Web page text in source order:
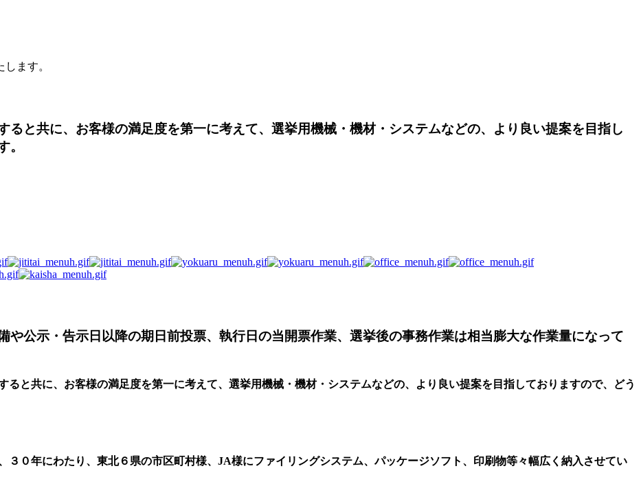
ます。
ると共に、お客様の満足度を第一に考えて、選挙用機械・機材・システムなどの、より良い提案を目指し
。
や公示・告示日以降の期日前投票、執行日の当開票作業、選挙後の事務作業は相当膨大な作業量になって
と共に、お客様の満足度を第一に考えて、選挙用機械・機材・システムなどの、より良い提案を目指しておりますので、どう
３０年にわたり、東北６県の市区町村様、JA様にファイリングシステム、パッケージソフト、印刷物等々幅広く納入させてい